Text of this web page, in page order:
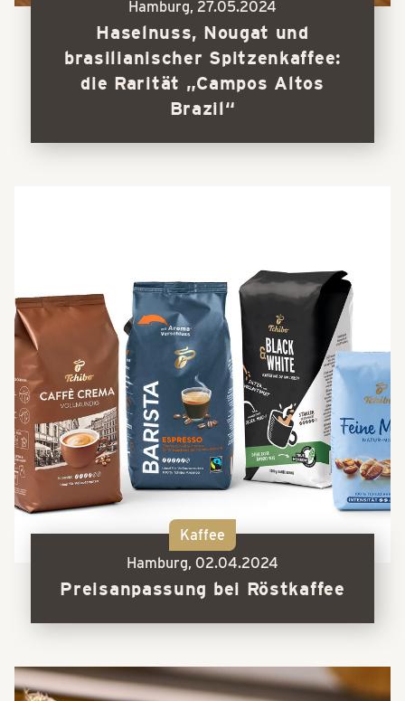
Hamburg, 27.05.2024
Haselnuss, Nougat und
brasilianischer Spitzenkaffee:
die Rarität „Campos Altos
Brazil“
Kaffee
Hamburg, 02.04.2024
Preisanpassung bei Röstkaffee